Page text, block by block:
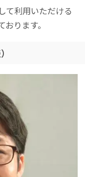
て利用いただける
ります。